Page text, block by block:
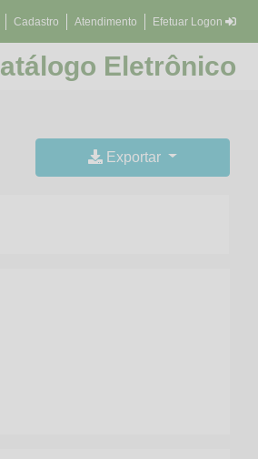
Cadastro Atendimento Efetuar Logon
Eletrônico
Exportar